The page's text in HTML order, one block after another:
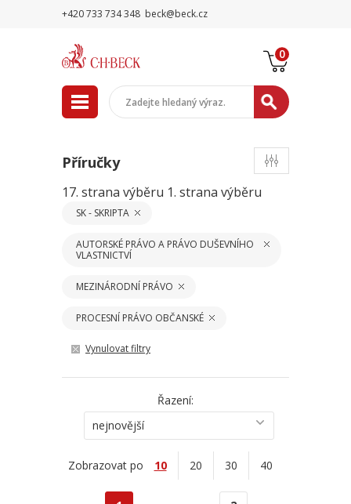
+420 733 734 348 beck@beck.cz
0
Příručky
17. strana výběru 1. strana výběru
SK - SKRIPTA
AUTORSKÉ PRÁVO A PRÁVO DUŠEVNÍHO
VLASTNICTVÍ
MEZINÁRODNÍ PRÁVO
PROCESNÍ PRÁVO OBČANSKÉ
Vynulovat filtry
Řazení:
nejnovější
Zobrazovat po 10 20 30 40